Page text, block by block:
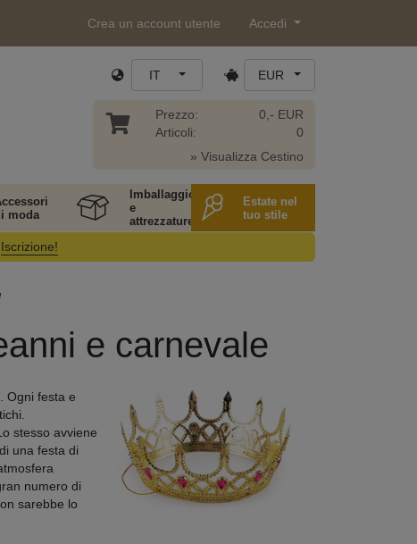
Crea un account utente Accedi
IT EUR
Prezzo:
Articoli:
0,- EUR
0
» Visualizza Cestino
moda
Imballaggio
e
attrezzature
Estate nel
tuo stile
Iscrizione!
e carnevale
Ogni festa e
stesso avviene
una festa di
numero di
sarebbe lo